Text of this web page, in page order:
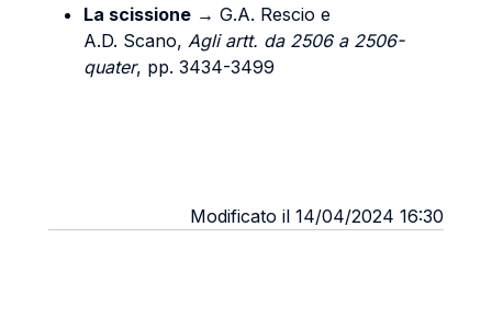
La scissione → G.A. Rescio e
A.D. Scano, Agli artt. da 2506 a 2506-
quater, pp. 3434-3499
Modificato il 14/04/2024 16:30